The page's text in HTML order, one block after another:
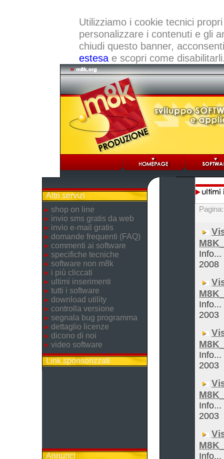
Utilizziamo i cookie tecnici
personalizzare i contenuti e gli
chiudi questo banner,
estesae scopri come
Altri servizi
shop on line
invio sms gratis da web
invio e-mail gratis
domande frequenti (FAQ)
commenti ai software
specifiche tecniche
software non m8k
i più cliccati
ultimi inserimenti
tutti i software
download utility
controlla versione
segnala bug programma
dettaglio licenze
dicono di noi
video software
Link sponsorizzati
Annunci
Info...
2008
Info...
2003
Info...
2003
Info...
2003
Info...